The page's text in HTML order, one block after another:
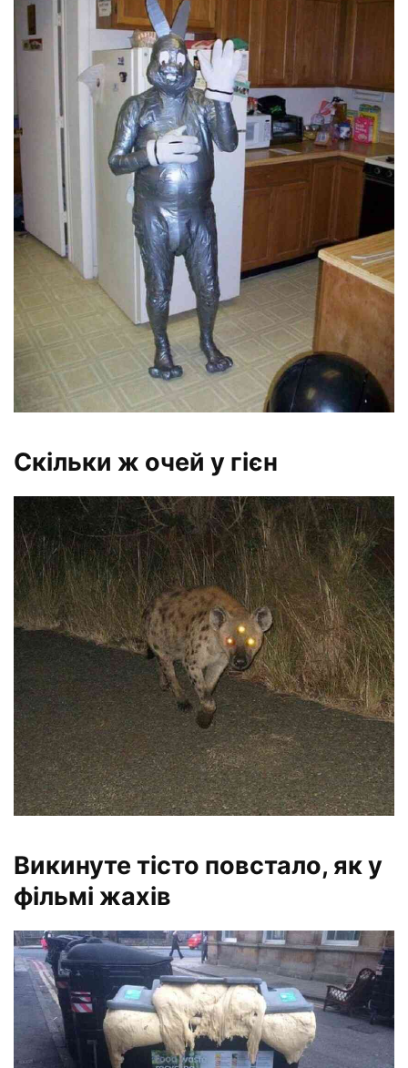
Скільки ж очей у гієн
Викинуте тісто повстало, як у
фільмі жахів